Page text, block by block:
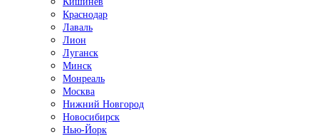
Краснодар
Лаваль
Лион
Луганск
Минск
Монреаль
Москва
Нижний Новгород
Новосибирск
Нью-Йорк